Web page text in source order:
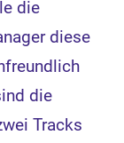
die
diese
die
Tracks